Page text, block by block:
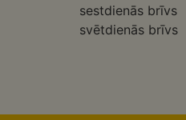
sestdienās brīvs
svētdienās brīvs